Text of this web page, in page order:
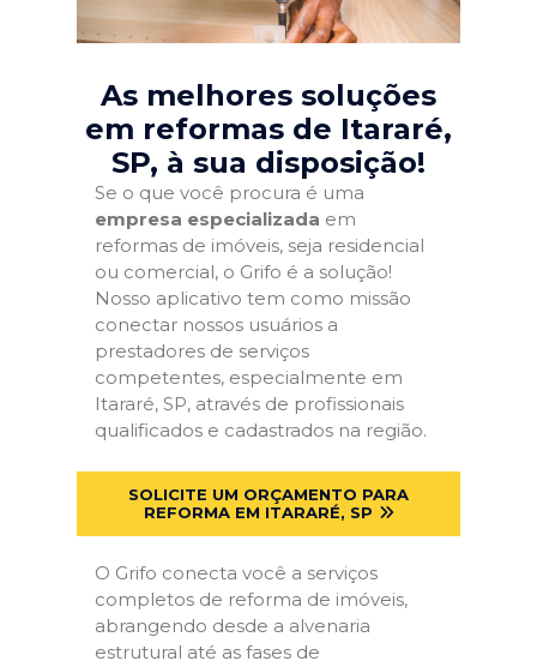
As melhores soluções
em reformas de Itararé,
SP, à sua disposição!
Se o que você procura é uma
empresa especializada em
reformas de imóveis, seja residencial
ou comercial, o Grifo é a solução!
Nosso aplicativo tem como missão
conectar nossos usuários a
prestadores de serviços
competentes, especialmente em
Itararé, SP, através de profissionais
qualificados e cadastrados na região.
SOLICITE UM ORÇAMENTO PARA
REFORMA EM ITARARÉ, SP
O Grifo conecta você a serviços
completos de reforma de imóveis,
abrangendo desde a alvenaria
estrutural até as fases de